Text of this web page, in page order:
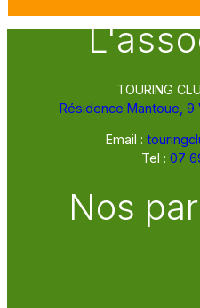
TOURING
Résidence Mantoue, 9
Email :
Tel : 07
Nos